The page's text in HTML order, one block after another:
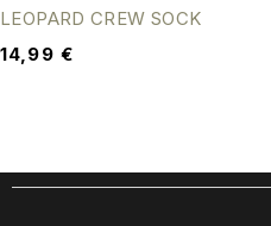
LEOPARD CREW SOCK
14,99 €